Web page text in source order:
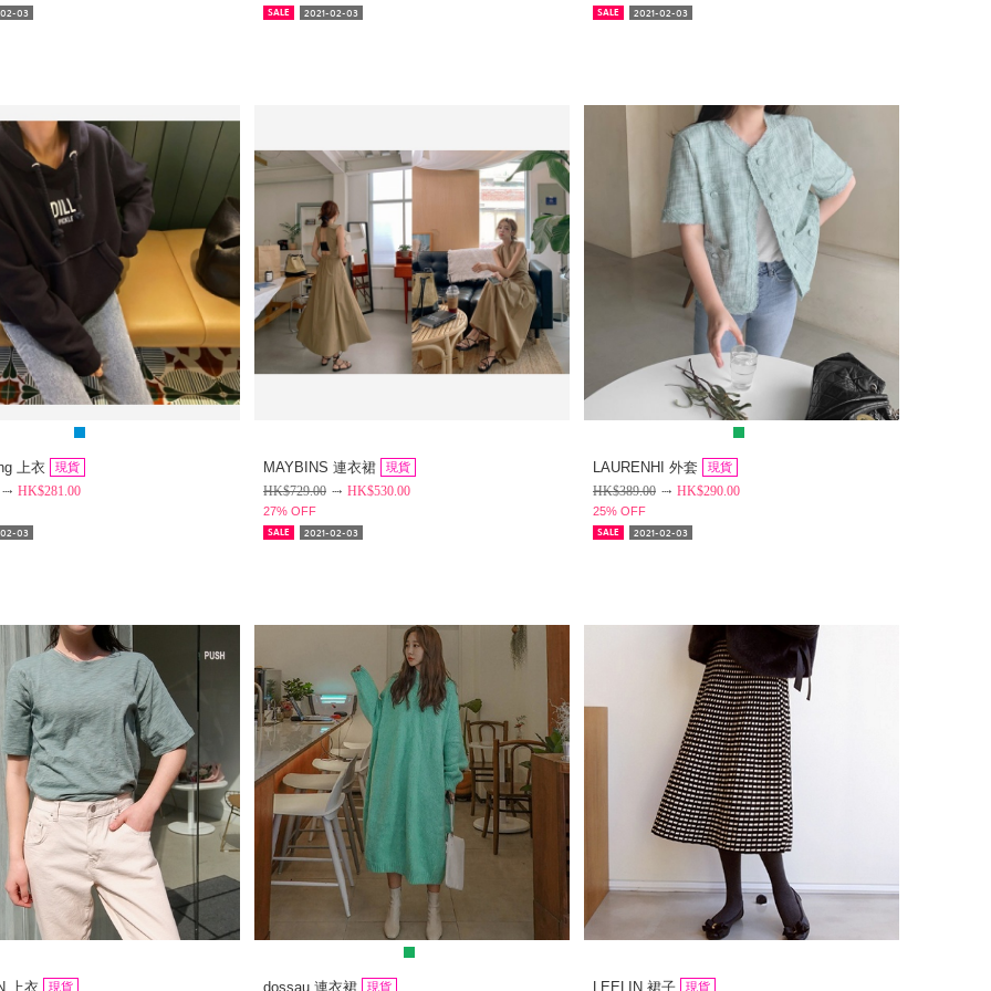
03 SALE 2021-02-03 SALE 2021-02-03
上衣 現貨
HK$281.00
03
MAYBINS 連衣裙 現貨
HK$729.00 HK$530.00
27% OFF
SALE 2021-02-03
LAURENHI 外套 現貨
HK$389.00 HK$290.00
25% OFF
SALE 2021-02-03
上衣 現貨 dossau 連衣裙 現貨 LEELIN 裙子 現貨